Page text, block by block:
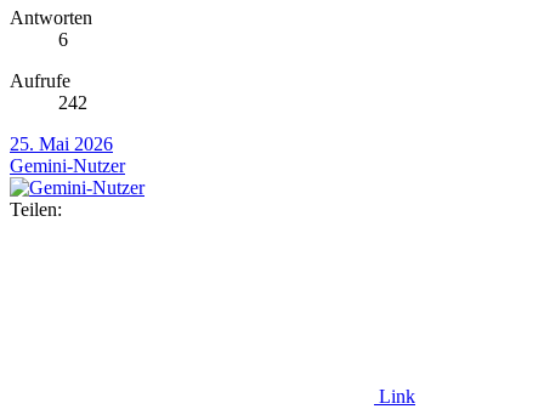
Antworten
6
Aufrufe
242
25. Mai 2026
Gemini-Nutzer
Teilen:
Link